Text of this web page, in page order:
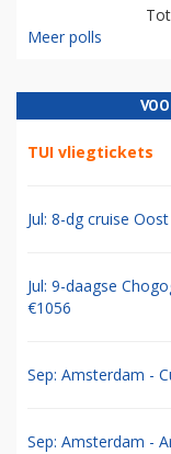
Meer polls
TUI vliegtickets
Jul: 8-dg cruise
Jul: 9-daagse
€1056
Sep: Amsterdam -
Sep: Amsterdam -